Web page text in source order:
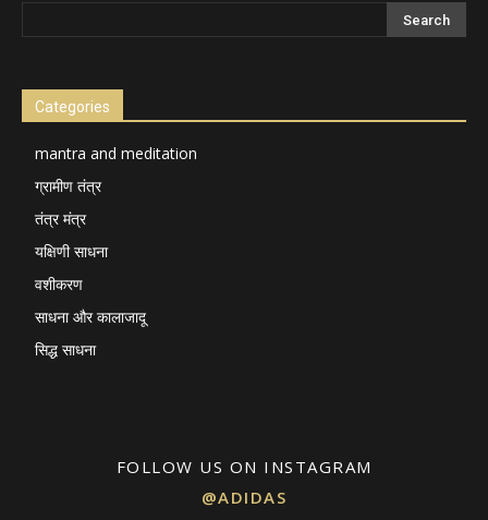
Categories
mantra and meditation
ग्रामीण तंत्र
तंत्र मंत्र
यक्षिणी साधना
वशीकरण
साधना और कालाजादू
सिद्ध साधना
FOLLOW US ON INSTAGRAM
@ADIDAS